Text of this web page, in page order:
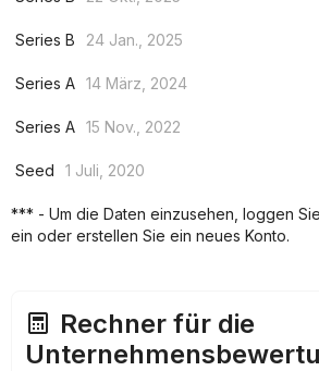
Series B
24 Jan., 2025
Series A 14 März, 2024
Series A 15 Nov., 2022
Seed
1 Juli, 2020
*** - Um die Daten einzusehen, loggen
ein oder erstellen Sie ein neues Konto.
Rechner für die